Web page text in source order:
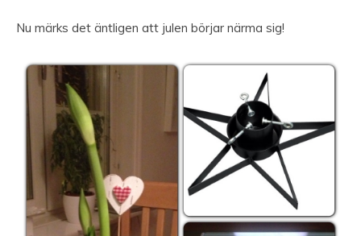
Nu märks det äntligen att julen börjar närma sig!